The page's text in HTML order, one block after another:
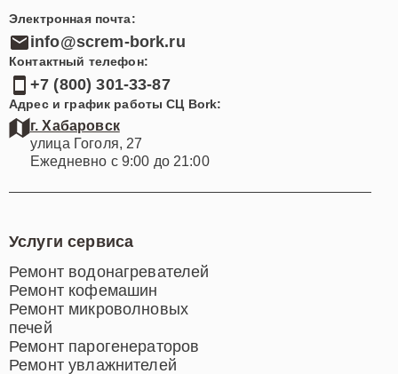
Электронная почта:
info@screm-bork.ru
Контактный телефон:
+7 (800) 301-33-87
Адрес и график работы СЦ Bork:
г. Хабаровск
улица Гоголя, 27
Ежедневно с 9:00 до 21:00
Услуги сервиса
Ремонт водонагревателей
Ремонт кофемашин
Ремонт микроволновых
печей
Ремонт парогенераторов
Ремонт увлажнителей